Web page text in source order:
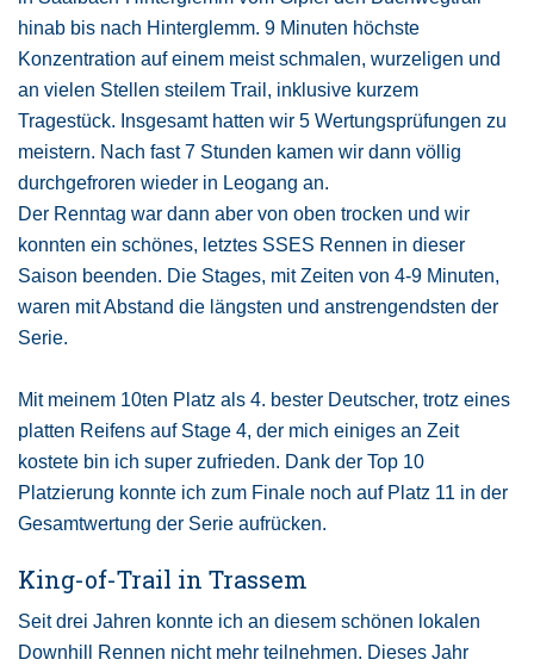
hinab bis nach Hinterglemm. 9 Minuten höchste
Konzentration auf einem meist schmalen, wurzeligen und
an vielen Stellen steilem Trail, inklusive kurzem
Tragestück. Insgesamt hatten wir 5 Wertungsprüfungen zu
meistern. Nach fast 7 Stunden kamen wir dann völlig
durchgefroren wieder in Leogang an.
Der Renntag war dann aber von oben trocken und wir
konnten ein schönes, letztes SSES Rennen in dieser
Saison beenden. Die Stages, mit Zeiten von 4-9 Minuten,
waren mit Abstand die längsten und anstrengendsten der
Serie.
Mit meinem 10ten Platz als 4. bester Deutscher, trotz eines
platten Reifens auf Stage 4, der mich einiges an Zeit
kostete bin ich super zufrieden. Dank der Top 10
Platzierung konnte ich zum Finale noch auf Platz 11 in der
Gesamtwertung der Serie aufrücken.
King-of-Trail in Trassem
Seit drei Jahren konnte ich an diesem schönen lokalen
Downhill Rennen nicht mehr teilnehmen. Dieses Jahr